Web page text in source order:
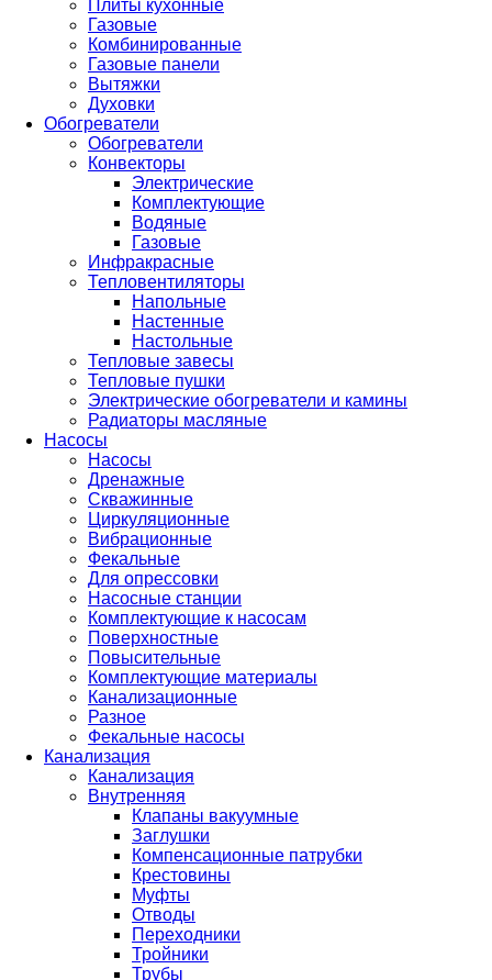
Плиты кухонные
Газовые
Комбинированные
Газовые панели
Вытяжки
Духовки
Обогреватели
Обогреватели
Конвекторы
Электрические
Комплектующие
Водяные
Газовые
Инфракрасные
Тепловентиляторы
Напольные
Настенные
Настольные
Тепловые завесы
Тепловые пушки
Электрические обогреватели и камины
Радиаторы масляные
Насосы
Насосы
Дренажные
Скважинные
Циркуляционные
Вибрационные
Фекальные
Для опрессовки
Насосные станции
Комплектующие к насосам
Поверхностные
Повысительные
Комплектующие материалы
Канализационные
Разное
Фекальные насосы
Канализация
Канализация
Внутренняя
Клапаны вакуумные
Заглушки
Компенсационные патрубки
Крестовины
Муфты
Отводы
Переходники
Тройники
Трубы